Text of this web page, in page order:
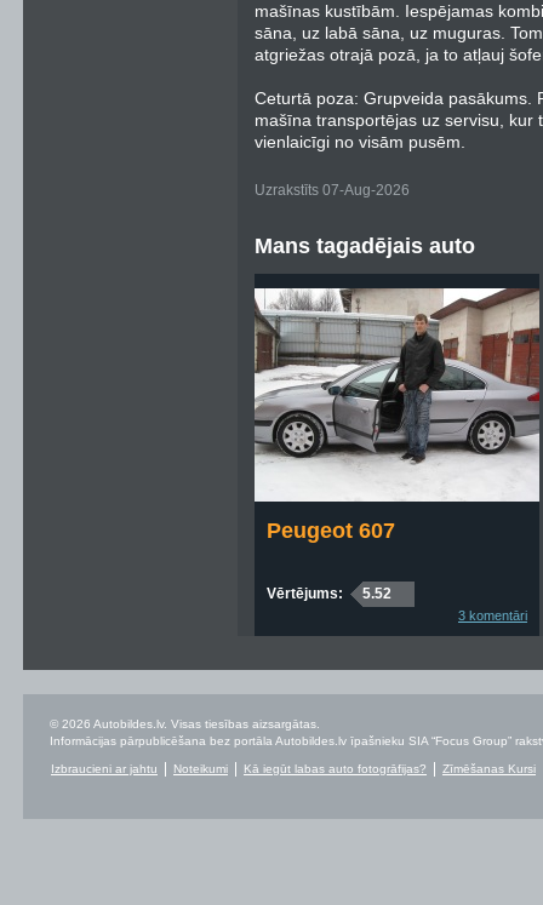
mašīnas kustībām. Iespējamas
sāna, uz labā sāna, uz muguras.
atgriežas otrajā pozā, ja to atļauj
Ceturtā poza: Grupveida pasākums.
mašīna transportējas uz servisu,
vienlaicīgi no visām pusēm.
Uzrakstīts 07-Aug-2026
Mans tagadējais auto
Peugeot 607
Vērtējums: 5.52
3 komentāri
© 2026 Autobildes.lv. Visas tiesības aizsargātas.
Informācijas pārpublicēšana bez portāla Autobildes.lv īpašnieku SIA “Focus Group”
Izbraucieni ar jahtu Noteikumi Kā iegūt labas auto fotogrāfijas? Zīmēšanas Kursi